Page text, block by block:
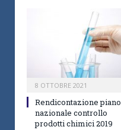
8 OTTOBRE 2021
Rendicontazione piano
nazionale controllo
prodotti chimici 2019